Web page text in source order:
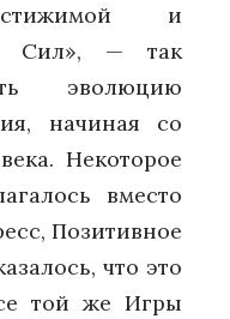
и
Сил», — так
эволюцию
начиная со
Некоторое
вместо
Позитивное
что это
той же Игры